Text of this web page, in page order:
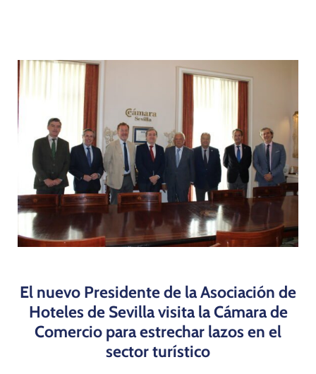
Programas
El nuevo Presidente de la Asociación de
Hoteles de Sevilla visita la Cámara de
Comercio para estrechar lazos en el
sector turístico